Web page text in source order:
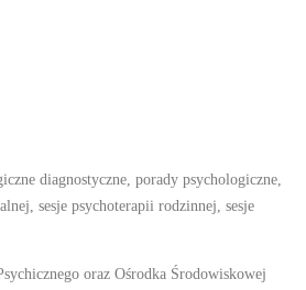
diagnostyczne, porady psychologiczne,
sesje psychoterapii rodzinnej, sesje
oraz Ośrodka Środowiskowej